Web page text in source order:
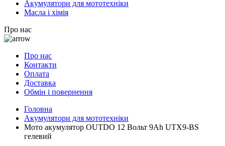
Акумулятори для мототехніки
Масла і хімія
Про нас
Про нас
Контакти
Оплата
Доставка
Обмін і повернення
Головна
Акумулятори для мототехніки
Мото акумулятор OUTDO 12 Вольт 9Ah UTX9-BS
гелевий